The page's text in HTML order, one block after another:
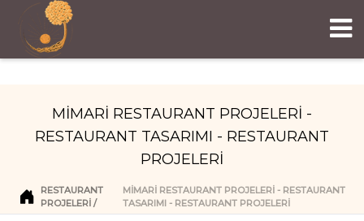
MİMARİ RESTAURANT PROJELERİ -
RESTAURANT TASARIMI - RESTAURANT
PROJELERİ
RESTAURANT
PROJELERI
MİMARİ RESTAURANT PROJELERİ - RESTAURANT
TASARIMI - RESTAURANT PROJELERİ